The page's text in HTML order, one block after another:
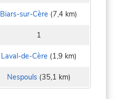
Biars-sur-Cère (7,4 km)
1
Laval-de-Cère (1,9 km)
Nespouls(35,1 km)